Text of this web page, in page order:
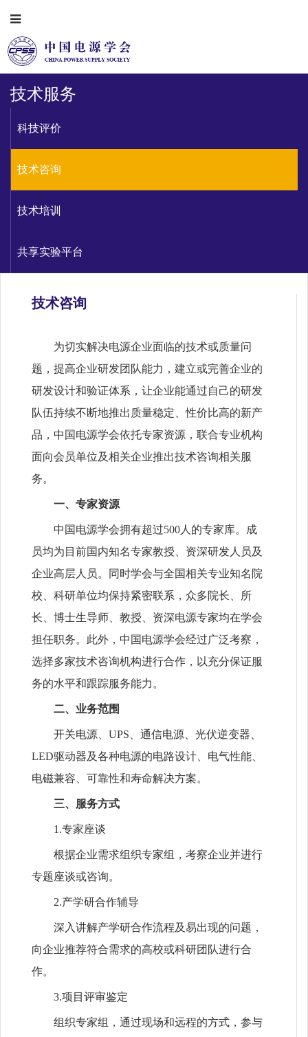
技术服务
科技评价
技术咨询
技术培训
共享实验平台
技术咨询
为切实解决电源企业面临的技术或质量问
题，提高企业研发团队能力，建立或完善企业的
研发设计和验证体系，让企业能通过自己的研发
队伍持续不断地推出质量稳定、性价比高的新产
品，中国电源学会依托专家资源，联合专业机构
面向会员单位及相关企业推出技术咨询相关服
务。
一、专家资源
中国电源学会拥有超过500人的专家库。成
员均为目前国内知名专家教授、资深研发人员及
企业高层人员。同时学会与全国相关专业知名院
校、科研单位均保持紧密联系，众多院长、所
长、博士生导师、教授、资深电源专家均在学会
担任职务。此外，中国电源学会经过广泛考察，
选择多家技术咨询机构进行合作，以充分保证服
务的水平和跟踪服务能力。
二、业务范围
开关电源、UPS、通信电源、光伏逆变器、
LED驱动器及各种电源的电路设计、电气性能、
电磁兼容、可靠性和寿命解决方案。
三、服务方式
1.专家座谈
根据企业需求组织专家组，考察企业并进行
专题座谈或咨询。
2.产学研合作辅导
深入讲解产学研合作流程及易出现的问题，
向企业推荐符合需求的高校或科研团队进行合
作。
3.项目评审鉴定
组织专家组，通过现场和远程的方式，参与